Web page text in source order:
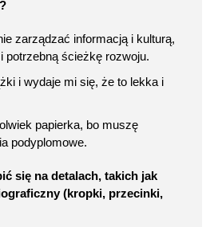
zarządzać informacją i kulturą,
potrzebną ścieżkę rozwoju.
i wydaje mi się, że to lekka i
papierka, bo muszę
podyplomowe.
się na detalach, takich jak
(kropki, przecinki,